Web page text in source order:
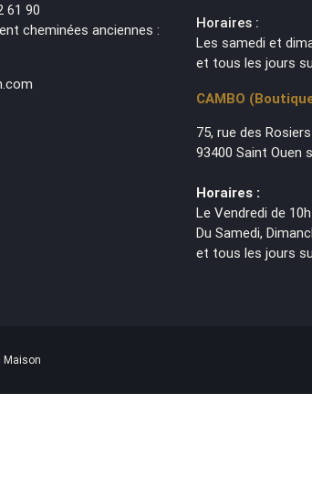
61 90
cheminées anciennes :
Horaires :
Les samedi et
et tous les jours
CAMBO
75, rue des Rosiers
93400 Saint Ouen
Horaires :
Le Vendredi de
Du Samedi,
et tous les jours
Maison